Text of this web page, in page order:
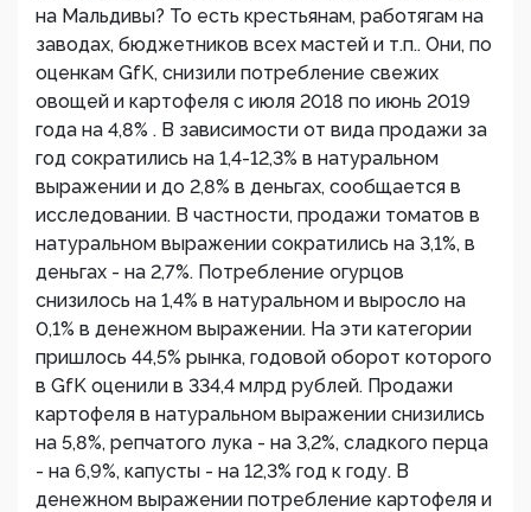
на Мальдивы? То есть крестьянам, работягам на
заводах, бюджетников всех мастей и т.п.. Они, по
оценкам GfK, снизили потребление свежих
овощей и картофеля с июля 2018 по июнь 2019
года на 4,8% . В зависимости от вида продажи за
год сократились на 1,4-12,3% в натуральном
выражении и до 2,8% в деньгах, сообщается в
исследовании. В частности, продажи томатов в
натуральном выражении сократились на 3,1%, в
деньгах - на 2,7%. Потребление огурцов
снизилось на 1,4% в натуральном и выросло на
0,1% в денежном выражении. На эти категории
пришлось 44,5% рынка, годовой оборот которого
в GfK оценили в 334,4 млрд рублей. Продажи
картофеля в натуральном выражении снизились
на 5,8%, репчатого лука - на 3,2%, сладкого перца
- на 6,9%, капусты - на 12,3% год к году. В
денежном выражении потребление картофеля и